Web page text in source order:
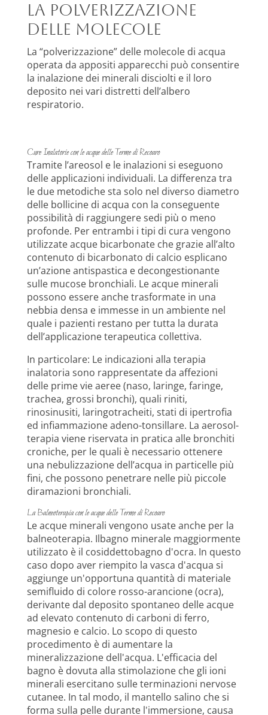
LA POLVERIZZAZIONE
DELLE MOLECOLE
La “polverizzazione” delle molecole di acqua
operata da appositi apparecchi può consentire
la inalazione dei minerali disciolti e il loro
deposito nei vari distretti dell’albero
respiratorio.
Cure Inalatorie con le acque delle Terme di Recoaro
Tramite l’areosol e le inalazioni si eseguono
delle applicazioni individuali. La differenza tra
le due metodiche sta solo nel diverso diametro
delle bollicine di acqua con la conseguente
possibilità di raggiungere sedi più o meno
profonde. Per entrambi i tipi di cura vengono
utilizzate acque bicarbonate che grazie all’alto
contenuto di bicarbonato di calcio esplicano
un’azione antispastica e decongestionante
sulle mucose bronchiali. Le acque minerali
possono essere anche trasformate in una
nebbia densa e immesse in un ambiente nel
quale i pazienti restano per tutta la durata
dell’applicazione terapeutica collettiva.
In particolare: Le indicazioni alla terapia
inalatoria sono rappresentate da affezioni
delle prime vie aeree (naso, laringe, faringe,
trachea, grossi bronchi), quali riniti,
rinosinusiti, laringotracheiti, stati di ipertrofia
ed infiammazione adeno-tonsillare. La aerosol-
terapia viene riservata in pratica alle bronchiti
croniche, per le quali è necessario ottenere
una nebulizzazione dell’acqua in particelle più
fini, che possono penetrare nelle più piccole
diramazioni bronchiali.
La Balneoterapia con le acque delle Terme di Recoaro
Le acque minerali vengono usate anche per la
balneoterapia. Ilbagno minerale maggiormente
utilizzato è il cosiddettobagno d'ocra. In questo
caso dopo aver riempito la vasca d'acqua si
aggiunge un'opportuna quantità di materiale
semifluido di colore rosso-arancione (ocra),
derivante dal deposito spontaneo delle acque
ad elevato contenuto di carboni di ferro,
magnesio e calcio. Lo scopo di questo
procedimento è di aumentare la
mineralizzazione dell'acqua. L'efficacia del
bagno è dovuta alla stimolazione che gli ioni
minerali esercitano sulle terminazioni nervose
cutanee. In tal modo, il mantello salino che si
forma sulla pelle durante l'immersione, causa